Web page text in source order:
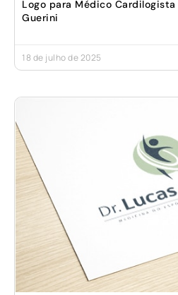
Logo para Médico
Guerini
18 de julho de 2025